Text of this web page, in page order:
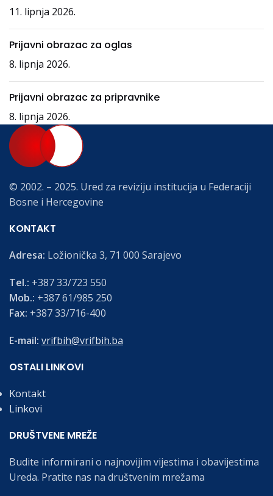
11. lipnja 2026.
Prijavni obrazac za oglas
8. lipnja 2026.
Prijavni obrazac za pripravnike
8. lipnja 2026.
© 2002. – 2025. Ured za reviziju institucija u Federaciji
Bosne i Hercegovine
KONTAKT
Adresa: Ložionička 3, 71 000 Sarajevo
Tel.: +387 33/723 550
Mob.: +387 61/985 250
Fax: +387 33/716-400
E-mail: vrifbih@vrifbih.ba
OSTALI LINKOVI
Kontakt
Linkovi
DRUŠTVENE MREŽE
Budite informirani o najnovijim vijestima i obavijestima
Ureda. Pratite nas na društvenim mrežama